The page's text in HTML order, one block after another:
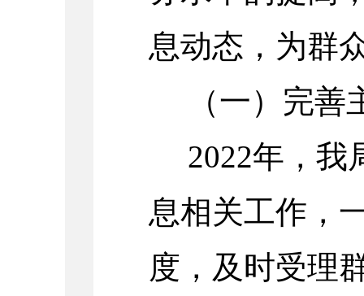
息动态，为群
（一）完
2022年，我
息相关工作，
度，及时受理